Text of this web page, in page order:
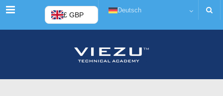
Menü £ GBP
Deutsch